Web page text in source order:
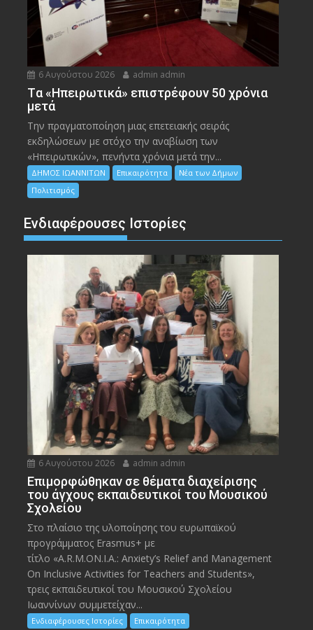
6 Αυγούστου 2026 admin admin
Tα «Ηπειρωτικά» επιστρέφουν 50 χρόνια
μετά
Την πραγματοποίηση μιας επετειακής σειράς
εκδηλώσεων με στόχο την αναβίωση των
«Ηπειρωτικών», πενήντα χρόνια μετά την...
ΔΗΜΟΣ ΙΩΑΝΝΙΤΩΝ Επικαιρότητα
Νέα των Δήμων
Πολιτισμός
Ενδιαφέρουσες Ιστορίες
6 Αυγούστου 2026 admin admin
Eπιμορφώθηκαν σε θέματα διαχείρισης
του άγχους εκπαιδευτικοί του Μουσικού
Σχολείου
Στο πλαίσιο της υλοποίησης του ευρωπαϊκού
προγράμματος Erasmus+ με
τίτλο «A.R.M.ON.I.A.: Anxiety’s Relief and Management
On Inclusive Activities for Teachers and Students»,
τρεις εκπαιδευτικοί του Μουσικού Σχολείου
Ιωαννίνων συμμετείχαν...
Ενδιαφέρουσες Ιστορίες Επικαιρότητα